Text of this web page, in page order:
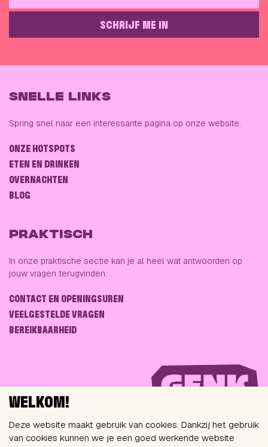
GELIEVE DIT VELD LEEG TE LATEN
SCHRIJF ME IN
SNELLE LINKS
Spring snel naar een interessante pagina op onze website.
ONZE HOTSPOTS
ETEN EN DRINKEN
OVERNACHTEN
BLOG
PRAKTISCH
In onze praktische sectie kan je al heel wat antwoorden op
jouw vragen terugvinden.
CONTACT EN OPENINGSUREN
VEELGESTELDE VRAGEN
BEREIKBAARHEID
WELKOM!
Deze website maakt gebruik van cookies. Dankzij het gebruik
van cookies kunnen we je een goed werkende website